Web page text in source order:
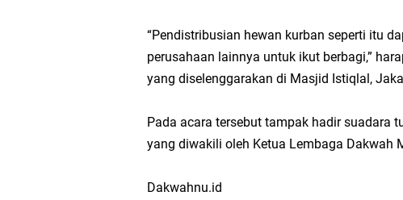
“Pendistribusian hewan kurban seperti itu
perusahaan lainnya untuk ikut berbagi,”
yang diselenggarakan di Masjid Istiqlal,
Pada acara tersebut tampak hadir suadara
yang diwakili oleh Ketua Lembaga Dakwah
Dakwahnu.id